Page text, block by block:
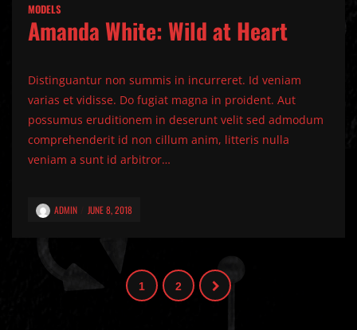
MODELS
Amanda White: Wild at Heart
Distinguantur non summis in incurreret. Id veniam
varias et vidisse. Do fugiat magna in proident. Aut
possumus eruditionem in deserunt velit sed admodum
comprehenderit id non cillum anim, litteris nulla
veniam a sunt id arbitror…
ADMIN JUNE 8, 2018
1 2